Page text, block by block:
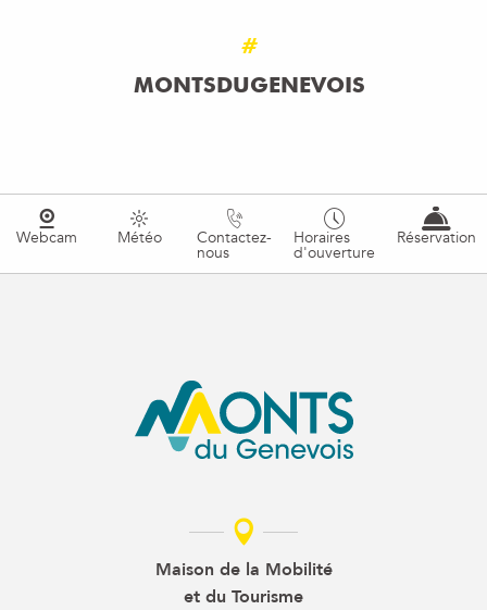
#
MONTSDUGENEVOIS
Webcam Météo Contactez-
nous
Horaires
d'ouverture
Réservation
Maison de la Mobilité
et du Tourisme